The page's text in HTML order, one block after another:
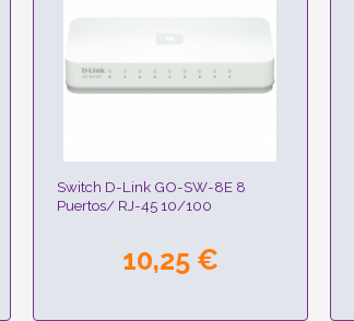
Switch D-Link GO-SW-8E 8
Puertos/ RJ-45 10/100
10,25 €